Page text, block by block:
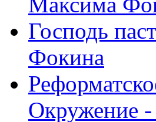
Господь
Фокина
Окружение -